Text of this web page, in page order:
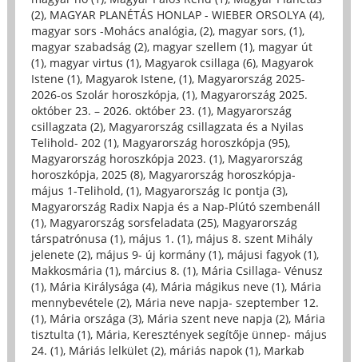
(2), MAGYAR PLANÉTÁS HONLAP - WIEBER ORSOLYA (4),
magyar sors -Mohács analógia, (2), magyar sors, (1),
magyar szabadság (2), magyar szellem (1), magyar út
(1), magyar virtus (1), Magyarok csillaga (6), Magyarok
Istene (1), Magyarok Istene, (1), Magyarország 2025-
2026-os Szolár horoszkópja, (1), Magyarország 2025.
október 23. – 2026. október 23. (1), Magyarország
csillagzata (2), Magyarország csillagzata és a Nyilas
Telihold- 202 (1), Magyarország horoszkópja (95),
Magyarország horoszkópja 2023. (1), Magyarország
horoszkópja, 2025 (8), Magyarország horoszkópja-
május 1-Telihold, (1), Magyarország Ic pontja (3),
Magyarország Radix Napja és a Nap-Plútó szembenáll
(1), Magyarország sorsfeladata (25), Magyarország
társpatrónusa (1), május 1. (1), május 8. szent Mihály
jelenete (2), május 9- új kormány (1), májusi fagyok (1),
Makkosmária (1), március 8. (1), Mária Csillaga- Vénusz
(1), Mária Királysága (4), Mária mágikus neve (1), Mária
mennybevétele (2), Mária neve napja- szeptember 12.
(1), Mária országa (3), Mária szent neve napja (2), Mária
tisztulta (1), Mária, Keresztények segítője ünnep- május
24. (1), Máriás lelkület (2), máriás napok (1), Markab